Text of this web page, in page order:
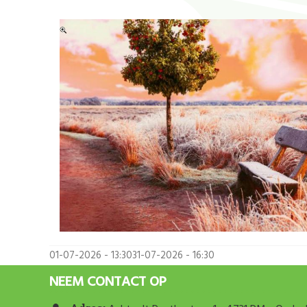
01-07-2026 - 13:3031-07-2026 - 16:30
NEEM CONTACT OP